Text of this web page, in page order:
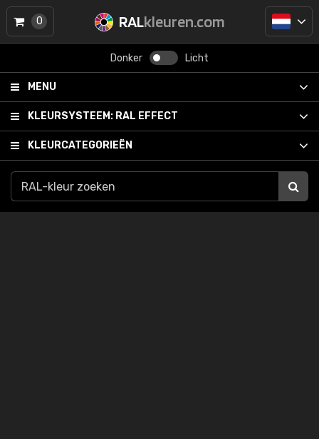
RALkleuren.com
Donker Licht
MENU
KLEURSYSTEEM: RAL EFFECT
KLEURCATEGORIEËN
0